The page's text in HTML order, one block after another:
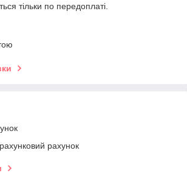
тільки по передоплаті.
рахунок